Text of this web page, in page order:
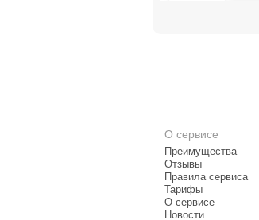
О сервисе
Преимущества
Отзывы
Правила сервиса
Тарифы
О сервисе
Новости